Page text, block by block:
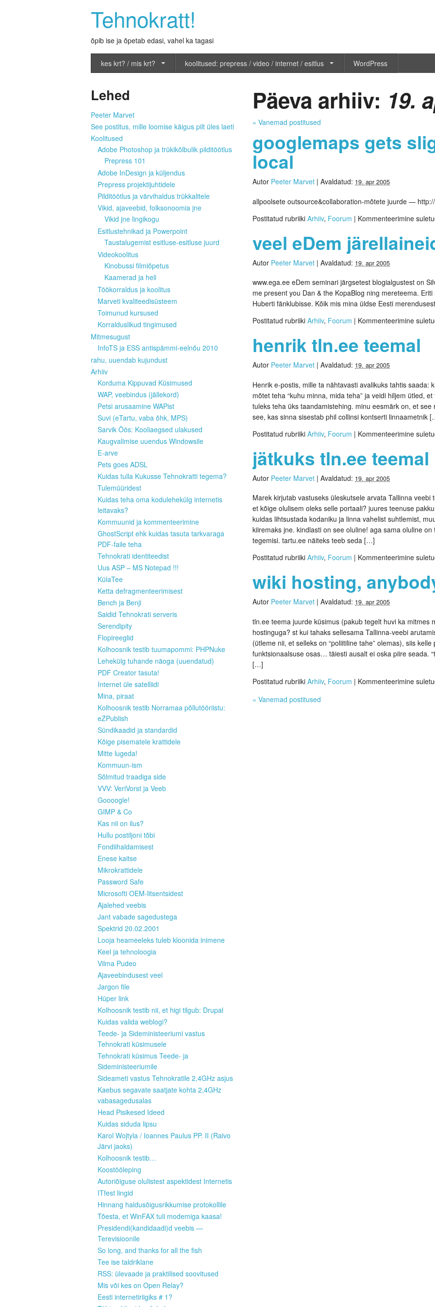
Tehnokratt!
õpib ise ja õpetab edasi, vahel ka tagasi
kes krt? / mis krt? koolitused: prepress / video / internet / esitlus WordPress
Päeva arhiiv: 19.
« Vanemad postitused
googlemaps gets
local
Autor Peeter Marvet |Avaldatud: 19. apr 2005
allpoolsete outsource&collaboration-mõtete juurde —
Postitatud rubriikiArhiiv, Foorum | Kommenteerimine
veel eDem
Autor Peeter Marvet |Avaldatud: 19. apr 2005
www.ega.ee eDem seminari järgsetest blogialgustest on
me present you Dan & the KopaBlog ning mereteema.
Huberti fänklubisse. Kõik mis mina üldse Eesti
Postitatud rubriikiArhiiv, Foorum | Kommenteerimine
henrik tln.ee teemal
Autor Peeter Marvet |Avaldatud: 19. apr 2005
Henrik e-postis, mille ta nähtavasti avalikuks tahtis saada:
mõtet teha “kuhu minna, mida teha” ja veidi hiljem ütled,
tuleks teha üks taandamistehing. minu eesmärk on, et
see, kas sinna sisestab phil collinsi kontserti linnaametnik
Postitatud rubriikiArhiiv, Foorum | Kommenteerimine
jätkuks tln.ee teemal
Autor Peeter Marvet |Avaldatud: 19. apr 2005
Marek kirjutab vastuseks üleskutsele arvata Tallinna
et kõige olulisem oleks selle portaali? juures teenuse
kuidas lihtsustada kodaniku ja linna vahelist suhtlemist,
kiiremaks jne. kindlasti on see oluline! aga sama oluline
tegemisi. tartu.ee näiteks teeb seda […]
Postitatud rubriikiArhiiv, Foorum | Kommenteerimine
wiki hosting,
Autor Peeter Marvet |Avaldatud: 19. apr 2005
tln.ee teema juurde küsimus (pakub tegelt huvi ka
hostinguga? st kui tahaks sellesama Tallinna-veebi
(ütleme nii, et selleks on “poliitiline tahe” olemas), siis
funktsionaalsuse osas… täiesti ausalt ei oska piire seada.
[…]
Postitatud rubriikiArhiiv, Foorum | Kommenteerimine
« Vanemad postitused
Lehed
Peeter Marvet
See postitus, mille loomise käigus pilt üles laeti
Koolitused
Adobe Photoshop ja trükikõlbulik pilditöötlus
Prepress 101
Adobe InDesign ja küljendus
Prepress projektijuhtidele
Pilditöötlus ja värvihaldus trükkalitele
Vikid, ajaveebid, folksonoomia jne
Vikid jne lingikogu
Esitlustehnikad ja Powerpoint
Taustalugemist esitluse-esitluse juurd
Videokoolitus
Kinobussi filmiõpetus
Kaamerad ja heli
Töökorraldus ja koolitus
Marveti kvaliteedisüsteem
Toimunud kursused
Korralduslikud tingimused
Mitmesugust
InfoTS ja ESS antispämmi-eelnõu 2010
rahu, uuendab kujundust
Arhiiv
Korduma Kippuvad Küsimused
WAP, veebindus (jällekord)
Petsi arusaamine WAPist
Suvi (eTartu, vaba õhk, MPS)
Sarvik Öös: Kooliaegsed ulakused
Kaugvalimise uuendus Windowsile
E-arve
Pets goes ADSL
Kuidas tulla Kukusse Tehnokratti tegema?
Tulemüüridest
Kuidas teha oma kodulehekülg internetis
leitavaks?
Kommuunid ja kommenteerimine
GhostScript ehk kuidas tasuta tarkvaraga
PDF-faile teha
Tehnokrati identiteedist
Uus ASP – MS Notepad !!!
KülaTee
Ketta defragmenteerimisest
Bench ja Benji
Saidid Tehnokrati serveris
Serendipity
Flopireeglid
Kolhoosnik testib tuumapommi: PHPNuke
Lehekülg tuhande näoga (uuendatud)
PDF Creator tasuta!
Internet üle satelliidi
Mina, piraat
Kolhoosnik testib Norramaa põllutööriistu:
eZPublish
Sündikaadid ja standardid
Kõige pisematele krattidele
Mitte lugeda!
Kommuun-ism
Sõlmitud traadiga side
VVV: VeriVorst ja Veeb
Goooogle!
GIMP & Co
Kas nii on ilus?
Hullu postiljoni tõbi
Fondiihaldamisest
Enese kaitse
Mikrokrattidele
Password Safe
Microsofti OEM-litsentsidest
Ajalehed veebis
Jant vabade sagedustega
Spektrid 20.02.2001
Looja heameeleks tuleb kloonida inimene
Keel ja tehnoloogia
Vilma Pudeo
Ajaveebindusest veel
Jargon file
Hüper link
Kolhoosnik testib nii, et higi tilgub: Drupal
Kuidas valida weblogi?
Teede- ja Sideministeeriumi vastus
Tehnokrati küsimusele
Tehnokrati küsimus Teede- ja
Sideministeeriumile
Sideameti vastus Tehnokratile 2,4GHz asjus
Kaebus segavate saatjate kohta 2,4GHz
vabasagedusalas
Head Pisikesed Ideed
Kuidas siduda lipsu
Karol Wojtyla / Ioannes Paulus PP. II (Raivo
Järvi jaoks)
Kolhoosnik testib…
Koostööleping
Autoriõiguse olulistest aspektidest Internetis
ITfest lingid
Hinnang haldusõigusrikkumise protokollile
Tõesta, et WinFAX tuli modemiga kaasa!
Presidendi(kandidaadi)d veebis —
Terevisioonile
So long, and thanks for all the fish
Tee ise taldriklane
RSS: ülevaade ja praktilised soovitused
Mis või kes on Open Relay?
Eesti internetiriigiks # 1?